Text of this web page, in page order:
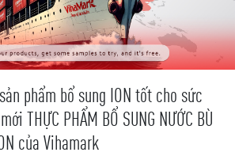
phẩm bổ sung ION tốt cho sức
THỰC PHẨM BỔ SUNG NƯỚC BÙ
của Vihamark